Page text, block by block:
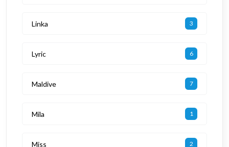
Linka 3
Lyric 6
Maldive 7
Mila 1
Miss 2